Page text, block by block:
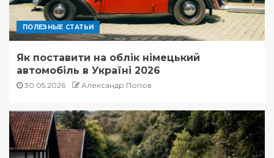
ПОЛЕЗНЫЕ СТАТЬИ
Як поставити на облік німецький
автомобіль в Україні 2026
30.05.2026 Александр Попов